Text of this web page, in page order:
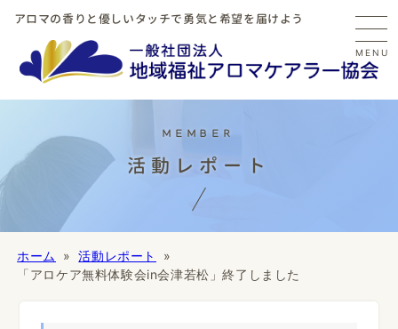
アロマの香りと優しいタッチで勇気と希望を届けよう
MENU
活動レポート
ホーム
活動レポート
「アロケア無料体験会in会津若松」終了しました